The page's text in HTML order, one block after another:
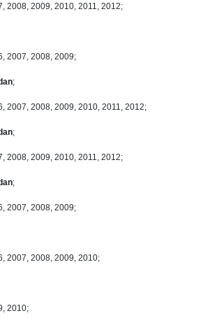
2008, 2009, 2010, 2011, 2012;
2007, 2008, 2009;
;
2007, 2008, 2009, 2010, 2011, 2012;
;
2008, 2009, 2010, 2011, 2012;
;
2007, 2008, 2009;
2007, 2008, 2009, 2010;
2010;